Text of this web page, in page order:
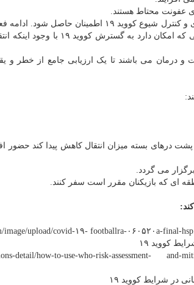
عفونت محتاط هستند.
بدین سبب مهمست که با انجام اقدامات لازم از پیشگیری و کنترل
و درمان می باشند تا یک ارزیابی جامع از خطر و
می گردد.
ای که بازیکنان مقرر است سفر کنند.
کووید ۱۹
detail/how-to-use-who-risk-assessment- and-
شرایط کووید ۱۹